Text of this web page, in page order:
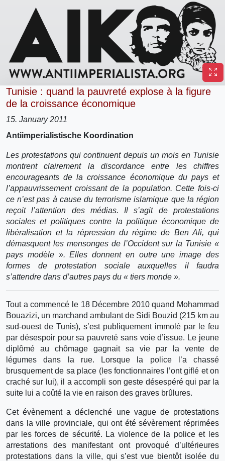
Tunisie : quand la pauvreté explose à la figure
de la croissance économique
15. January 2011
Antiimperialistische Koordination
Les protestations qui continuent depuis un mois en Tunisie
montrent clairement la discordance entre les chiffres
encourageants de la croissance économique du pays et
l’appauvrissement croissant de la population. Cette fois-ci
ce n’est pas à cause du terrorisme islamique que la région
reçoit l’attention des médias. Il s’agit de protestations
sociales et politiques contre la politique économique de
libéralisation et la répression du régime de Ben Ali, qui
démasquent les mensonges de l’Occident sur la Tunisie «
pays modèle ». Elles donnent en outre une image des
formes de protestation sociale auxquelles il faudra
s’attendre dans d’autres pays du « tiers monde ».
Tout a commencé le 18 Décembre 2010 quand Mohammad
Bouazizi, un marchand ambulant de Sidi Bouzid (215 km au
sud-ouest de Tunis), s’est publiquement immolé par le feu
par désespoir pour sa pauvreté sans voie d’issue. Le jeune
diplômé au chômage gagnait sa vie par la vente de
légumes dans la rue. Lorsque la police l’a chassé
brusquement de sa place (les fonctionnaires l’ont giflé et on
craché sur lui), il a accompli son geste désespéré qui par la
suite lui a coûté la vie en raison des graves brûlures.
Cet évènement a déclenché une vague de protestations
dans la ville provinciale, qui ont été sévèrement réprimées
par les forces de sécurité. La violence de la police et les
arrestations des manifestant ont provoqué d’ultérieures
protestations dans la ville, qui s’est vue bientôt isolée du